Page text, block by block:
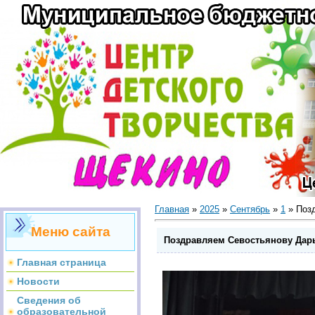
Меню сайта
Главная страница
Новости
Сведения об
образовательной
Главная » 2025 » Сентябрь » 1 »
Поздравляем Севостьянову